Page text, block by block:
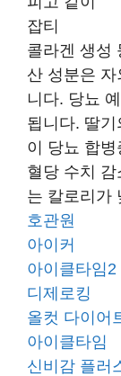
잡티
콜라겐 생성
산 성분은
니다. 당뇨
됩니다. 딸
이 당뇨 합병
혈당 수치 감
는 칼로리가
호관원
아이커
아이클타임2
디제로킹
올컷 다이어
아이클타임
신비감 플러